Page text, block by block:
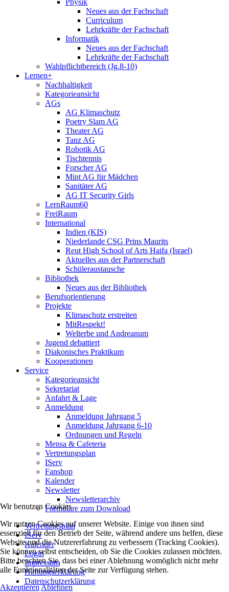
Physik
Neues aus der Fachschaft
Curriculum
Lehrkräfte der Fachschaft
Informatik
Neues aus der Fachschaft
Lehrkräfte der Fachschaft
Wahlpflichtbereich (Jg.8-10)
Lernen+
Nachhaltigkeit
Kategorieansicht
AGs
AG Klimaschutz
Poetry Slam AG
Theater AG
Tanz AG
Robotik AG
Tischtennis
Forscher AG
Mint AG für Mädchen
Sanitäter AG
AG IT Security Girls
LernRaum60
FreiRaum
International
Indien (KIS)
Niederlande CSG Prins Maurits
Reut High School of Arts Haifa (Israel)
Aktuelles aus der Partnerschaft
Schüleraustausche
Bibliothek
Neues aus der Bibliothek
Berufsorientierung
Projekte
Klimaschutz erstreiten
MitRespekt!
Welterbe und Andreanum
Jugend debattiert
Diakonisches Praktikum
Kooperationen
Service
Kategorieansicht
Sekretariat
Anfahrt & Lage
Anmeldung
Anmeldung Jahrgang 5
Anmeldung Jahrgang 6-10
Ordnungen und Regeln
Mensa & Cafeteria
Vertretungsplan
IServ
Fanshop
Kalender
Newsletter
Newsletterarchiv
Formulare zum Download
Vertretungsplan
IServ
Kalender
Login
Impressum
Haftungserklärung
Datenschutzerklärung
Wir benutzen Cookies
Wir nutzen Cookies auf unserer Website. Einige von ihnen sind
essenziell für den Betrieb der Seite, während andere uns helfen, diese
Website und die Nutzererfahrung zu verbessern (Tracking Cookies).
Sie können selbst entscheiden, ob Sie die Cookies zulassen möchten.
Bitte beachten Sie, dass bei einer Ablehnung womöglich nicht mehr
alle Funktionalitäten der Seite zur Verfügung stehen.
AkzeptierenAblehnen